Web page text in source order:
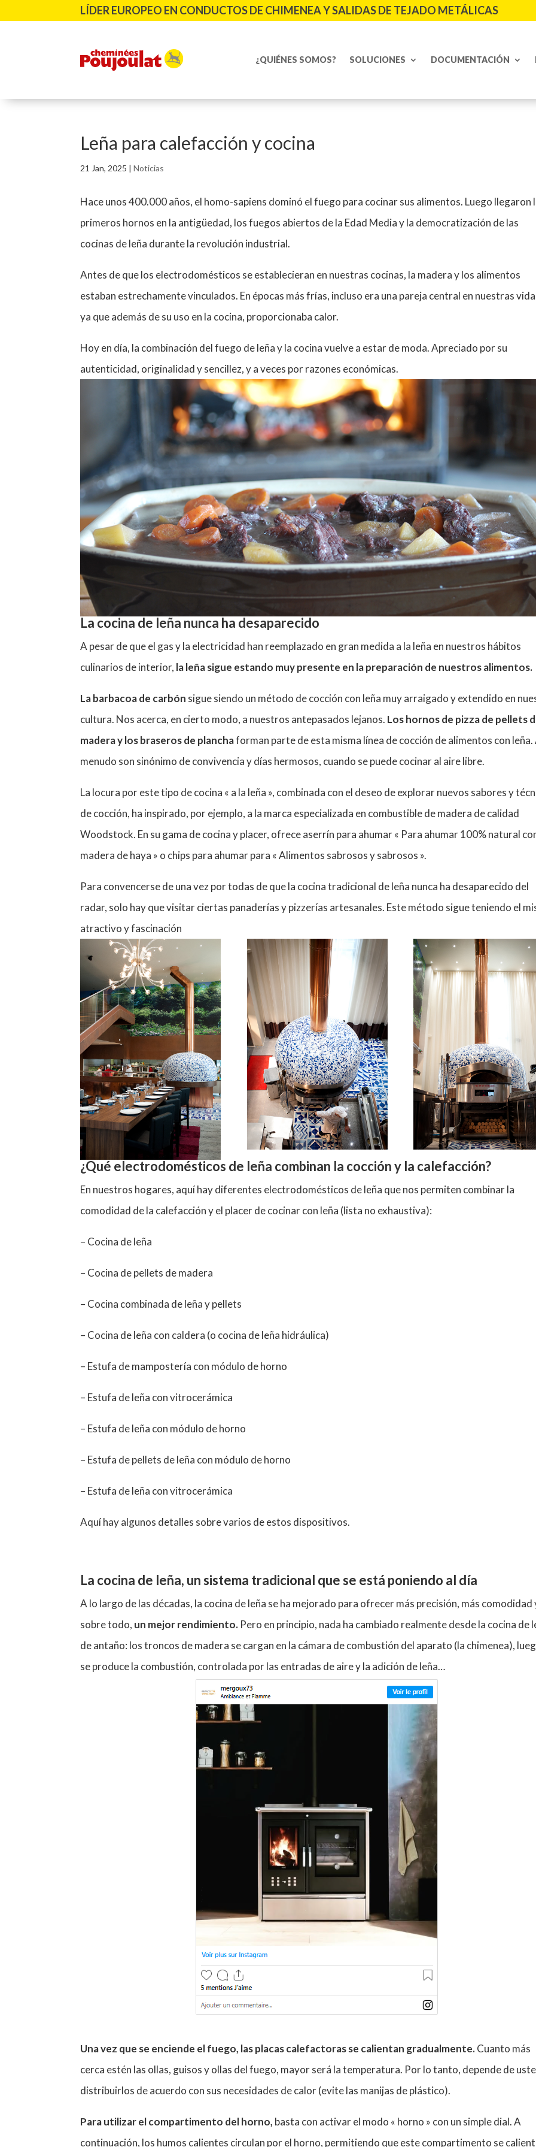
LÍDER EUROPEO EN CONDUCTOS DE CHIMENEA Y SALIDAS DE TEJADO METÁLICAS
¿QUIÉNES SOMOS? SOLUCIONES DOCUMENTACIÓN
Leña para calefacción y cocina
21 Jan, 2025 |Noticias
Hace unos 400.000 años, el homo-sapiens dominó el fuego para cocinar sus alimentos. Luego llegaron
primeros hornos en la antigüedad, los fuegos abiertos de la Edad Media y la democratización de las
cocinas de leña durante la revolución industrial.
Antes de que los electrodomésticos se establecieran en nuestras cocinas, la madera y los alimentos
estaban estrechamente vinculados. En épocas más frías, incluso era una pareja central en nuestras
ya que además de su uso en la cocina, proporcionaba calor.
Hoy en día, la combinación del fuego de leña y la cocina vuelve a estar de moda. Apreciado por su
autenticidad, originalidad y sencillez, y a veces por razones económicas.
La cocina de leña nunca ha desaparecido
A pesar de que el gas y la electricidad han reemplazado en gran medida a la leña en nuestros hábitos
culinarios de interior, la leña sigue estando muy presente en la preparación de nuestros alimentos.
La barbacoa de carbón sigue siendo un método de cocción con leña muy arraigado y extendido en
cultura. Nos acerca, en cierto modo, a nuestros antepasados lejanos. Los hornos de pizza de pellets
madera y los braseros de planchaforman parte de esta misma línea de cocción de alimentos con leña.
menudo son sinónimo de convivencia y días hermosos, cuando se puede cocinar al aire libre.
La locura por este tipo de cocina « a la leña », combinada con el deseo de explorar nuevos sabores y
de cocción, ha inspirado, por ejemplo, a la marca especializada en combustible de madera de calidad
Woodstock. En su gama de cocina y placer, ofrece aserrín para ahumar « Para ahumar 100% natural
madera de haya » o chips para ahumar para « Alimentos sabrosos y sabrosos ».
Para convencerse de una vez por todas de que la cocina tradicional de leña nunca ha desaparecido del
radar, solo hay que visitar ciertas panaderías y pizzerías artesanales. Este método sigue teniendo el
atractivo y fascinación
¿Qué electrodomésticos de leña combinan la cocción y la calefacción?
En nuestros hogares, aquí hay diferentes electrodomésticos de leña que nos permiten combinar la
comodidad de la calefacción y el placer de cocinar con leña (lista no exhaustiva):
– Cocina de leña
– Cocina de pellets de madera
– Cocina combinada de leña y pellets
– Cocina de leña con caldera (o cocina de leña hidráulica)
– Estufa de mampostería con módulo de horno
– Estufa de leña con vitrocerámica
– Estufa de leña con módulo de horno
– Estufa de pellets de leña con módulo de horno
– Estufa de leña con vitrocerámica
Aquí hay algunos detalles sobre varios de estos dispositivos.
La cocina de leña, un sistema tradicional que se está poniendo al día
A lo largo de las décadas, la cocina de leña se ha mejorado para ofrecer más precisión, más comodidad
sobre todo, un mejor rendimiento. Pero en principio, nada ha cambiado realmente desde la cocina de
de antaño: los troncos de madera se cargan en la cámara de combustión del aparato (la chimenea),
se produce la combustión, controlada por las entradas de aire y la adición de leña…
Una vez que se enciende el fuego, las placas calefactoras se calientan gradualmente.Cuanto más
cerca estén las ollas, guisos y ollas del fuego, mayor será la temperatura. Por lo tanto, depende de
distribuirlos de acuerdo con sus necesidades de calor (evite las manijas de plástico).
Para utilizar el compartimento del horno, basta con activar el modo « horno » con un simple dial. A
continuación, los humos calientes circulan por el horno, permitiendo que este compartimento se